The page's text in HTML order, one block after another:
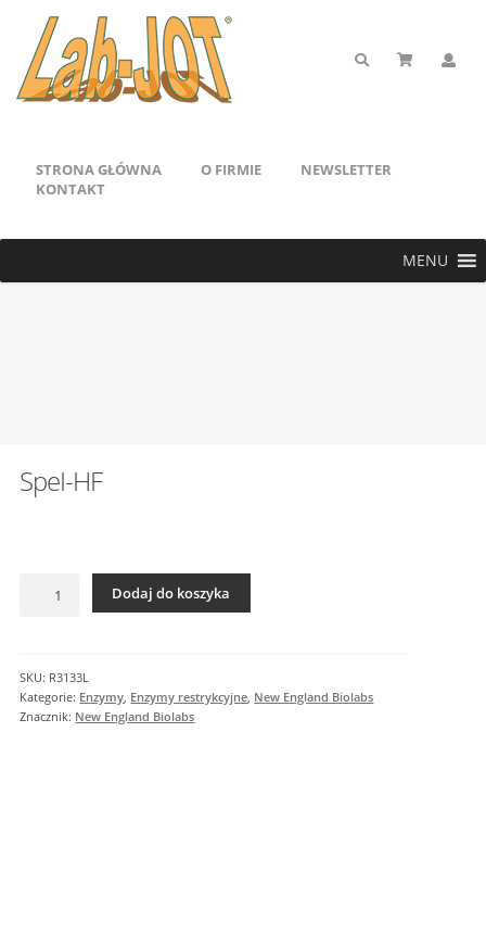
STRONA GŁÓWNA O FIRMIE
NEWSLETTER
KONTAKT
MENU
SpeI-HF
Dodaj do koszyka
SKU: R3133L
Kategorie: Enzymy Enzymy restrykcyjne New England Biolabs
Znacznik: New England Biolabs